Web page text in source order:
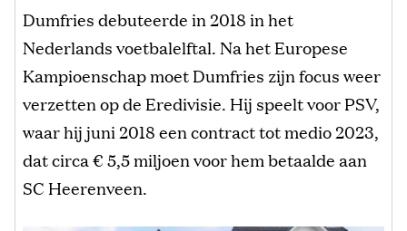
Dumfries debuteerde in 2018 in het
Nederlands voetbalelftal. Na het Europese
Kampioenschap moet Dumfries zijn focus weer
verzetten op de Eredivisie. Hij speelt voor PSV,
waar hij juni 2018 een contract tot medio 2023,
dat circa € 5,5 miljoen voor hem betaalde aan
SC Heerenveen.